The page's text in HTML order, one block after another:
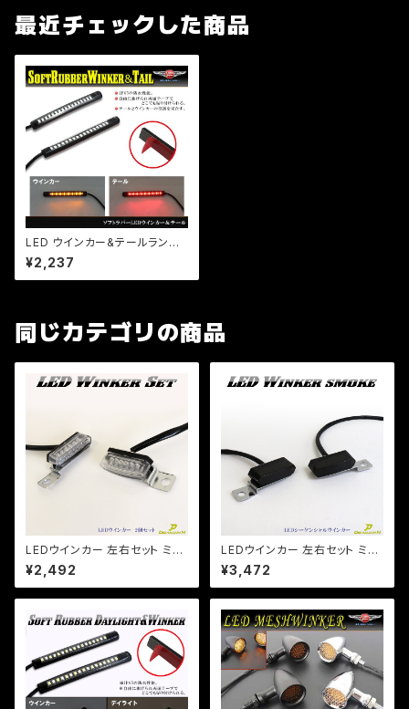
最近チェックした商品
LED ウインカー&テールランプ /
曲線・防水仕様/両面テープ/左
右2個セット リアフェンダー カウ
ルに装着！ ZR ZZ ZX マジェ
¥2,237
同じカテゴリの商品
LEDウインカー 左右セット ミニ
ウインカー 車検対応 バイク用
ハンドル固定型 6LED CB SR
DS TW等/【Dream-Japan】
¥2,492
LEDウインカー 左右セット ミニ
ウインカー 流れるウインカー【
スモークレンズ】 ハンドル固定
型 6LED CB SR DS TW等【ク
¥3,472